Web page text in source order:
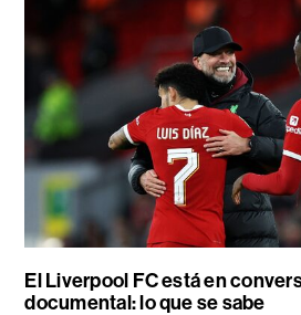
El Liverpool FC está en
documental: lo que se sabe